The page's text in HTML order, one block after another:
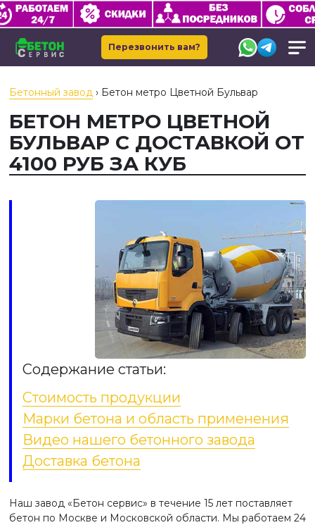
Перезвонить вам?
Бетонный завод › Бетон метро Цветной Бульвар
БЕТОН МЕТРО ЦВЕТНОЙ
БУЛЬВАР С ДОСТАВКОЙ ОТ
4100 РУБ ЗА КУБ
Содержание статьи:
Стоимость продукции
Марки бетона и область применения
Видео нашего бетонного завода
Доставка бетона
Наш завод «Бетон сервис» в течение 15 лет поставляет
бетон по Москве и Московской области. Мы работаем 24